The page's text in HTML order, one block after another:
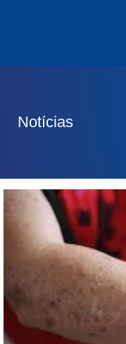
Notícias